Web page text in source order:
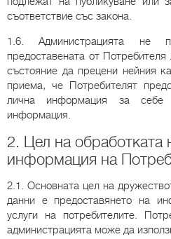
съответствие със закона.
1.6. Администрацията не
предоставената от
състояние да прецени нейния
приема, че Потребителят
лична информация за
информация.
2. Цел на обработката
информация на
2.1. Основната цел на
данни е предоставянето на
услуги на потребителите.
администрацията може да